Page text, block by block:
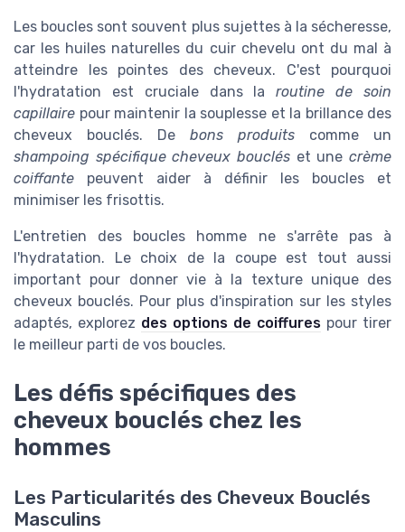
Les boucles sont souvent plus sujettes à la sécheresse,
car les huiles naturelles du cuir chevelu ont du mal à
atteindre les pointes des cheveux. C'est pourquoi
l'hydratation est cruciale dans laroutine de soin
capillaire pour maintenir la souplesse et la brillance des
cheveux bouclés. De bons produits comme un
shampoing spécifique cheveux bouclés et une crème
coiffante peuvent aider à définir les boucles et
minimiser les frisottis.
L'entretien des boucles homme ne s'arrête pas à
l'hydratation. Le choix de la coupe est tout aussi
important pour donner vie à la texture unique des
cheveux bouclés. Pour plus d'inspiration sur les styles
adaptés, explorez des options de coiffures pour tirer
le meilleur parti de vos boucles.
Les défis spécifiques des
cheveux bouclés chez les
hommes
Les Particularités des Cheveux Bouclés
Masculins